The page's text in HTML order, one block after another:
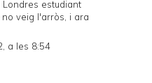
Londres estudiant
veig l'arròs, i ara
a les 8:54